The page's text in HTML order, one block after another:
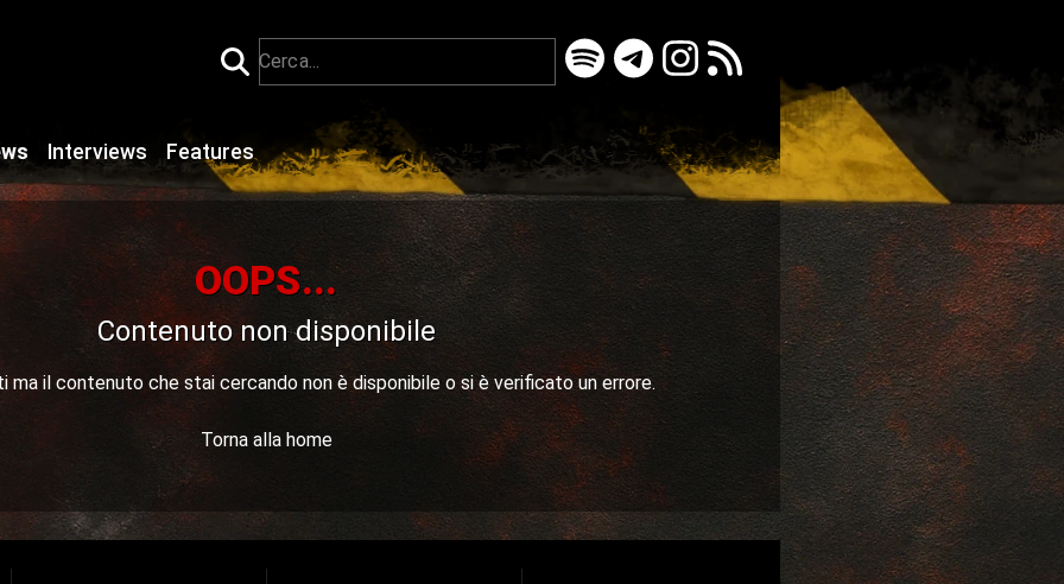
Interviews Features
OOPS...
Contenuto non disponibile
ma il contenuto che stai cercando non è disponibile o si è verificato un errore.
Torna alla home